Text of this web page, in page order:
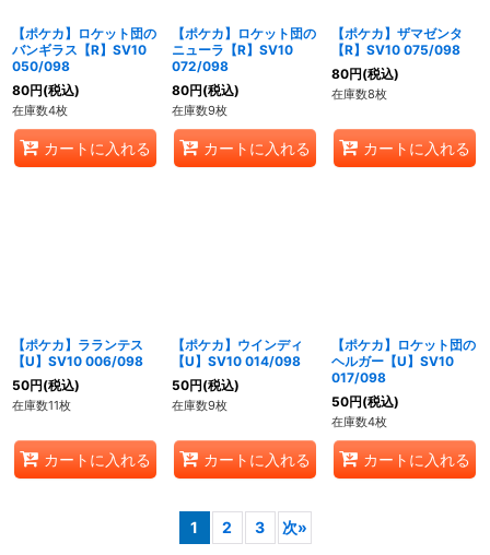
【ポケカ】ロケット団の
バンギラス【R】SV10
050/098
80円(税込)
在庫数4枚
カートに入れる
【ポケカ】ロケット団の
ニューラ【R】SV10
072/098
80円(税込)
在庫数9枚
カートに入れる
【ポケカ】ザマゼンタ
【R】SV10 075/098
80円(税込)
在庫数8枚
カートに入れる
【ポケカ】ラランテス
【U】SV10 006/098
50円(税込)
在庫数11枚
カートに入れる
【ポケカ】ウインディ
【U】SV10 014/098
50円(税込)
在庫数9枚
カートに入れる
【ポケカ】ロケット団の
ヘルガー【U】SV10
017/098
50円(税込)
在庫数4枚
カートに入れる
1 2 3 次»